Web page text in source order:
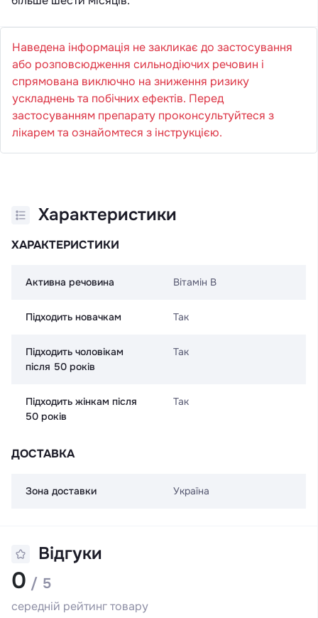
Наведена інформація не закликає до застосування
або розповсюдження сильнодіючих речовин і
спрямована виключно на зниження ризику
ускладнень та побічних ефектів. Перед
застосуванням препарату проконсультуйтеся з
лікарем та ознайомтеся з інструкцією.
Характеристики
ХАРАКТЕРИСТИКИ
Активна речовина Вітамін B
Підходить новачкам Так
Підходить чоловікам
після 50 років
Так
Підходить жінкам після
50 років
Так
ДОСТАВКА
Зона доставки Україна
Відгуки
0 / 5
середній рейтинг товару